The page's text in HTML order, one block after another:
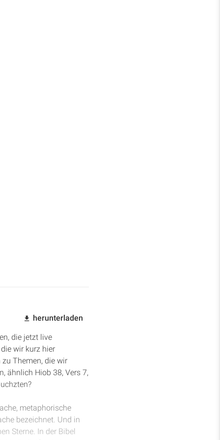
herunterladen
die jetzt live
wir kurz hier
Themen, die wir
ähnlich Hiob 38, Vers 7,
metaphorische
bezeichnet. Und in
Sterne. In der Bibel